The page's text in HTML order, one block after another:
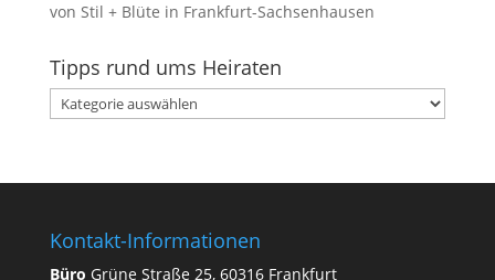
von Stil + Blüte in Frankfurt-Sachsenhausen
Tipps rund ums Heiraten
Tipps
rund
Kontakt-Informationen
Büro Grüne Straße 25, 60316 Frankfurt